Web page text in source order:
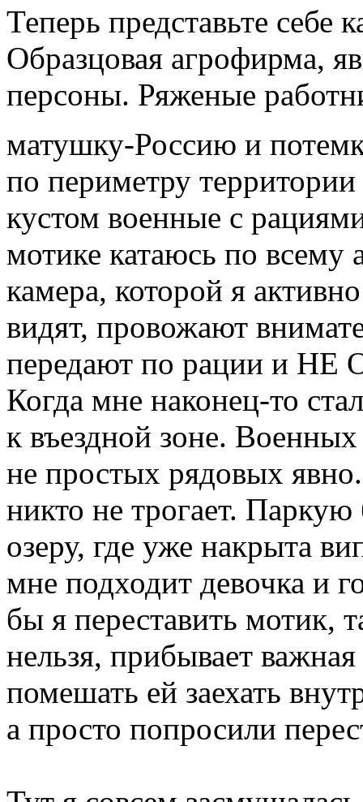
Теперь представьте себе
Образцовая агрофирма,
персоны. Ряженые
матушку-Россию и
по периметру
кустом военные с
мотике катаюсь по всему
камера, которой я
видят, провожают
передают по рации и
Когда мне наконец-то
к въездной зоне.
не простых рядовых
никто не трогает. Паркую
озеру, где уже накрыта
мне подходит девочка и
бы я переставить мотик,
нельзя, прибывает
помешать ей заехать
а просто попросили